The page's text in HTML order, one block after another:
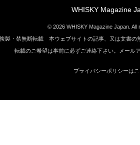
WHISKY Magazine
© 2026 WHISKY Magazine Japan. All
製・禁無断転載 本ウェブサイトの記事、又は文書の
転載のご希望は事前に必ずご連絡下さい。メール
プライバシーポリシーは